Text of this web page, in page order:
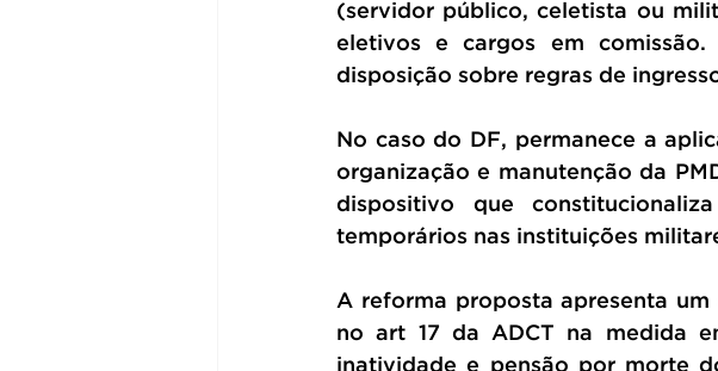
(servidor público, celetista ou
eletivos e cargos em comissão.
disposição sobre regras de
No caso do DF, permanece a
organização e manutenção da
dispositivo que
temporários nas instituições
A reforma proposta apresenta
no art 17 da ADCT na medida
inatividade e pensão por morte